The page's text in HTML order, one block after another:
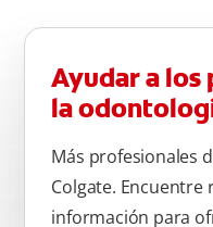
Ayudar a
la
Más profesionales
Colgate.
información para